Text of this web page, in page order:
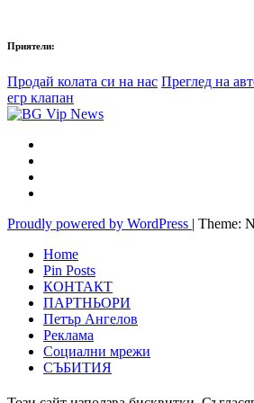
Приятели:
Продай колата си на нас Преглед на
егр клапан
Proudly powered by WordPress | Theme:
Home
Pin Posts
КОНТАКТ
ПАРТНЬОРИ
Петър Ангелов
Реклама
Социални мрежи
СЪБИТИЯ